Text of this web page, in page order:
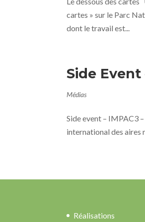
cartes » sur le Parc
dont le travail est...
Side Event
Médias
Side event – IMPAC3
international des aires
Réalisations